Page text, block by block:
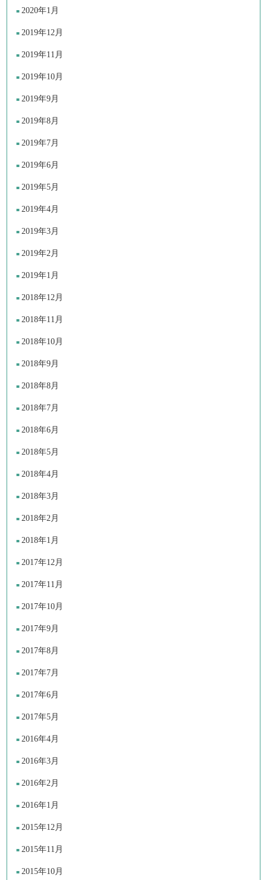
2020年1月
2019年12月
2019年11月
2019年10月
2019年9月
2019年8月
2019年7月
2019年6月
2019年5月
2019年4月
2019年3月
2019年2月
2019年1月
2018年12月
2018年11月
2018年10月
2018年9月
2018年8月
2018年7月
2018年6月
2018年5月
2018年4月
2018年3月
2018年2月
2018年1月
2017年12月
2017年11月
2017年10月
2017年9月
2017年8月
2017年7月
2017年6月
2017年5月
2016年4月
2016年3月
2016年2月
2016年1月
2015年12月
2015年11月
2015年10月